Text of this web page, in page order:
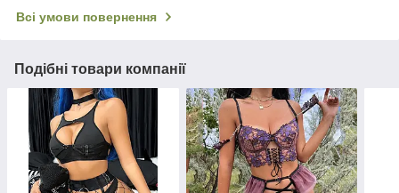
Всі умови повернення
Подібні товари компанії